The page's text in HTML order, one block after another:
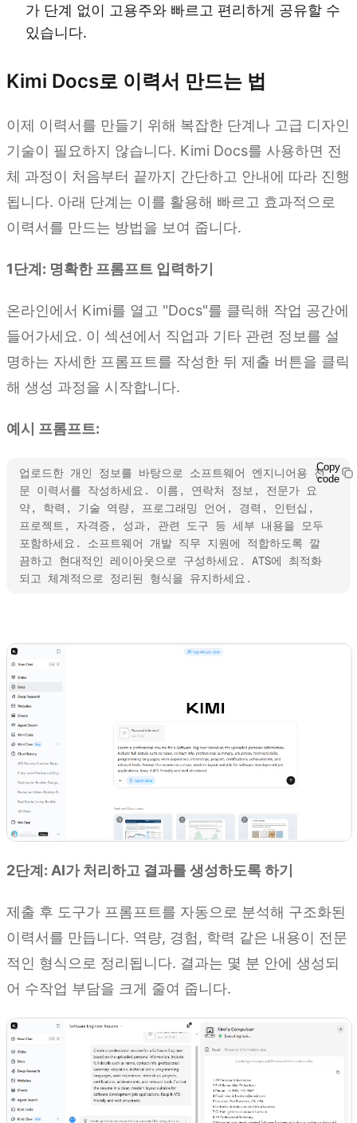
가 단계 없이 고용주와 빠르고 편리하게 공유할 수
있습니다.
Kimi Docs로 이력서 만드는 법
이제 이력서를 만들기 위해 복잡한 단계나 고급 디자인
기술이 필요하지 않습니다. Kimi Docs를 사용하면 전
체 과정이 처음부터 끝까지 간단하고 안내에 따라 진행
됩니다. 아래 단계는 이를 활용해 빠르고 효과적으로
이력서를 만드는 방법을 보여 줍니다.
1단계: 명확한 프롬프트 입력하기
온라인에서 Kimi를 열고 "Docs"를 클릭해 작업 공간에
들어가세요. 이 섹션에서 직업과 기타 관련 정보를 설
명하는 자세한 프롬프트를 작성한 뒤 제출 버튼을 클릭
해 생성 과정을 시작합니다.
예시 프롬프트:
업로드한 개인 정보를 바탕으로 소프트웨어 엔지니어용 전
문 이력서를 작성하세요. 이름, 연락처 정보, 전문가 요
약, 학력, 기술 역량, 프로그래밍 언어, 경력, 인턴십,
프로젝트, 자격증, 성과, 관련 도구 등 세부 내용을 모두
포함하세요. 소프트웨어 개발 직무 지원에 적합하도록 깔
끔하고 현대적인 레이아웃으로 구성하세요. ATS에 최적화
되고 체계적으로 정리된 형식을 유지하세요.
Copy
code
2단계: AI가 처리하고 결과를 생성하도록 하기
제출 후 도구가 프롬프트를 자동으로 분석해 구조화된
이력서를 만듭니다. 역량, 경험, 학력 같은 내용이 전문
적인 형식으로 정리됩니다. 결과는 몇 분 안에 생성되
어 수작업 부담을 크게 줄여 줍니다.